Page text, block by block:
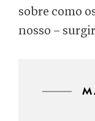
sobre como
nosso –